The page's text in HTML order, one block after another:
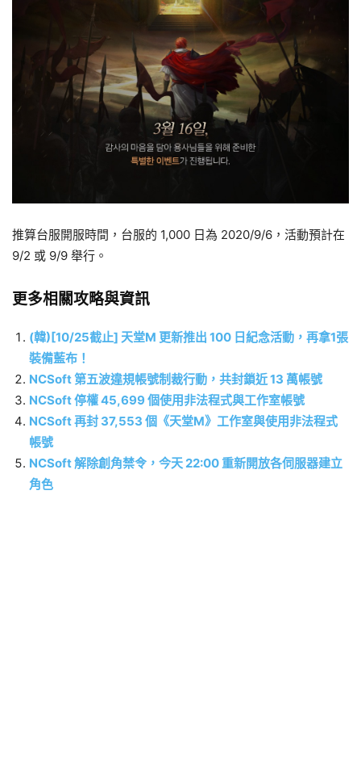
推算台服開服時間，台服的 1,000 日為 2020/9/6，活動預計在
9/2 或 9/9 舉行。
更多相關攻略與資訊
(韓)[10/25截止] 天堂M 更新推出 100 日紀念活動，再拿1張
裝備藍布！
NCSoft 第五波違規帳號制裁行動，共封鎖近 13 萬帳號
NCSoft 停權 45,699 個使用非法程式與工作室帳號
NCSoft 再封 37,553 個《天堂M》工作室與使用非法程式
帳號
NCSoft 解除創角禁令，今天 22:00 重新開放各伺服器建立
角色